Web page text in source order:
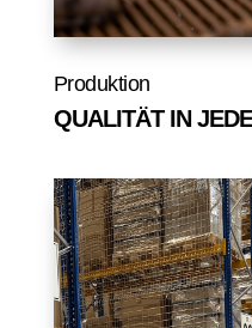
Produktion
QUALITÄT IN